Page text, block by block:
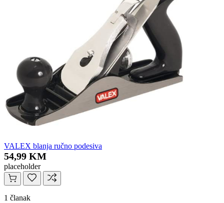
VALEX blanja ručno podesiva
54,99 KM
placeholder
1 članak